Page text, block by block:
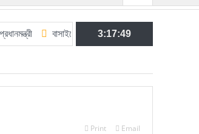
বাসাইলে জুলাই গণঅভ্যুত্থানে গণহত্যার বিচার ও জুলাই সনদ
3:17:50
Print Email